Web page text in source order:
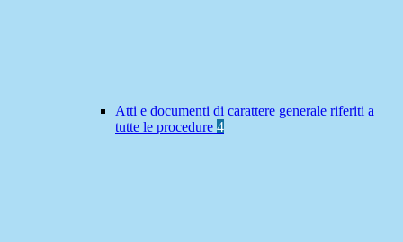
Atti e documenti di carattere generale riferiti a
tutte le procedure 4